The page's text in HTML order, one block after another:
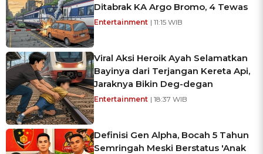
Ditabrak KA Argo Bromo, 4 Tewas
Entertainment | 11:15 WIB
Viral Aksi Heroik Ayah Selamatkan
Bayinya dari Terjangan Kereta Api,
Jaraknya Bikin Deg-degan
Entertainment | 18:37 WIB
Definisi Gen Alpha, Bocah 5 Tahun
Semringah Meski Berstatus 'Anak